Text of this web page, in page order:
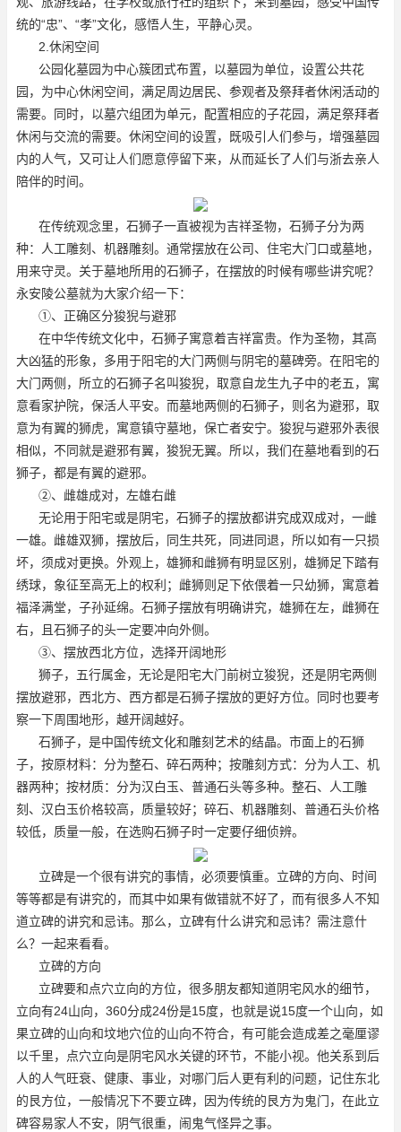
统的“忠”、“孝”文化，感悟人生，平静心灵。
2.休闲空间
公园化墓园为中心簇团式布置，以墓园为单位，设置公共花
园，为中心休闲空间，满足周边居民、参观者及祭拜者休闲活动的
需要。同时，以墓穴组团为单元，配置相应的子花园，满足祭拜者
休闲与交流的需要。休闲空间的设置，既吸引人们参与，增强墓园
内的人气，又可让人们愿意停留下来，从而延长了人们与浙去亲人
陪伴的时间。
在传统观念里，石狮子一直被视为吉祥圣物，石狮子分为两
种：人工雕刻、机器雕刻。通常摆放在公司、住宅大门口或墓地，
用来守灵。关于墓地所用的石狮子，在摆放的时候有哪些讲究呢？
永安陵公墓就为大家介绍一下：
①、正确区分狻猊与避邪
在中华传统文化中，石狮子寓意着吉祥富贵。作为圣物，其高
大凶猛的形象，多用于阳宅的大门两侧与阴宅的墓碑旁。在阳宅的
大门两侧，所立的石狮子名叫狻猊，取意自龙生九子中的老五，寓
意看家护院，保活人平安。而墓地两侧的石狮子，则名为避邪，取
意为有翼的狮虎，寓意镇守墓地，保亡者安宁。狻猊与避邪外表很
相似，不同就是避邪有翼，狻猊无翼。所以，我们在墓地看到的石
狮子，都是有翼的避邪。
②、雌雄成对，左雄右雌
无论用于阳宅或是阴宅，石狮子的摆放都讲究成双成对，一雌
一雄。雌雄双狮，摆放后，同生共死，同进同退，所以如有一只损
坏，须成对更换。外观上，雄狮和雌狮有明显区别，雄狮足下踏有
绣球，象征至高无上的权利；雌狮则足下依偎着一只幼狮，寓意着
福泽满堂，子孙延绵。石狮子摆放有明确讲究，雄狮在左，雌狮在
右，且石狮子的头一定要冲向外侧。
③、摆放西北方位，选择开阔地形
狮子，五行属金，无论是阳宅大门前树立狻猊，还是阴宅两侧
摆放避邪，西北方、西方都是石狮子摆放的更好方位。同时也要考
察一下周围地形，越开阔越好。
石狮子，是中国传统文化和雕刻艺术的结晶。市面上的石狮
子，按原材料：分为整石、碎石两种；按雕刻方式：分为人工、机
器两种；按材质：分为汉白玉、普通石头等多种。整石、人工雕
刻、汉白玉价格较高，质量较好；碎石、机器雕刻、普通石头价格
较低，质量一般，在选购石狮子时一定要仔细侦辨。
立碑是一个很有讲究的事情，必须要慎重。立碑的方向、时间
等等都是有讲究的，而其中如果有做错就不好了，而有很多人不知
道立碑的讲究和忌讳。那么，立碑有什么讲究和忌讳？需注意什
么？一起来看看。
立碑的方向
立碑要和点穴立向的方位，很多朋友都知道阴宅风水的细节，
立向有24山向，360分成24份是15度，也就是说15度一个山向，如
果立碑的山向和坟地穴位的山向不符合，有可能会造成差之毫厘谬
以千里，点穴立向是阴宅风水关键的环节，不能小视。他关系到后
人的人气旺衰、健康、事业，对哪门后人更有利的问题，记住东北
的艮方位，一般情况下不要立碑，因为传统的艮方为鬼门，在此立
碑容易家人不安，阴气很重，闹鬼气怪异之事。